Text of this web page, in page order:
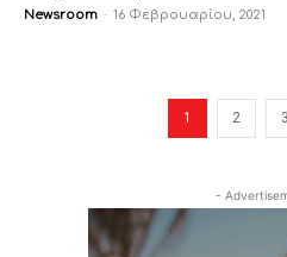
Newsroom - 16 Φεβρουαρίου, 2021
1 2 3
-